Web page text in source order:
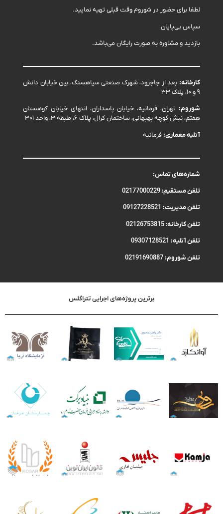
لطفا برای حضور در شوروم وقت قبلی تهیه نمایید.
سپاس بی‌پایان
بازدید و مشاوره به صورت رایگان می‌باشد.
کارخانه: بعد از جاجرود، شهرک صنعتی سیاهسنگ، بین خیابان دانش
۹ و ۱۰، پلاک ۳۳
شوروم: تهران، فرمانیه، خیابان پاسداران، انتهای خیابان کوهستان
هفتم، نبش کوچه بهبهانی، ساختمان کرال، پلاک ۶، طبقه ۳، واحد ۳۰۱
آتلیه معماری: فرمانیه
شماره‌های تماس:
تلفن مستقیم:02177000229
تلفن مدیریت: 09127228521
تلفن کارخانه:02126753815
تلفن آتلیه: 09307128521
تلفن شوروم: 02191690887
برترین پروژه‌های اجرایی تتراگلس